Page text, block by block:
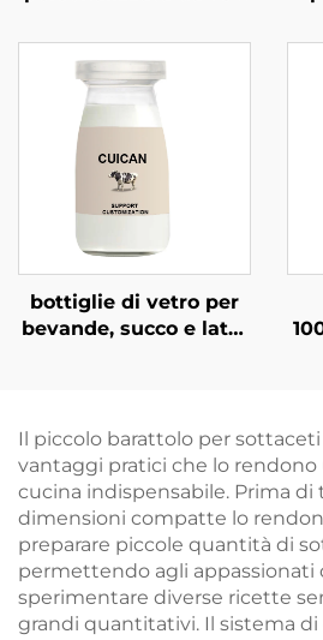
confezionamento
professionale di
vodka, superalcolici e
bevande in vetro
bottiglie di vetro per
bevande, succo e latte
Il piccolo barattolo per
vantaggi pratici che lo
cucina indispensabile. Prima di
dimensioni compatte lo
preparare piccole quantità di
permettendo agli appassionati
sperimentare diverse ricette
grandi quantitativi. Il sistema di